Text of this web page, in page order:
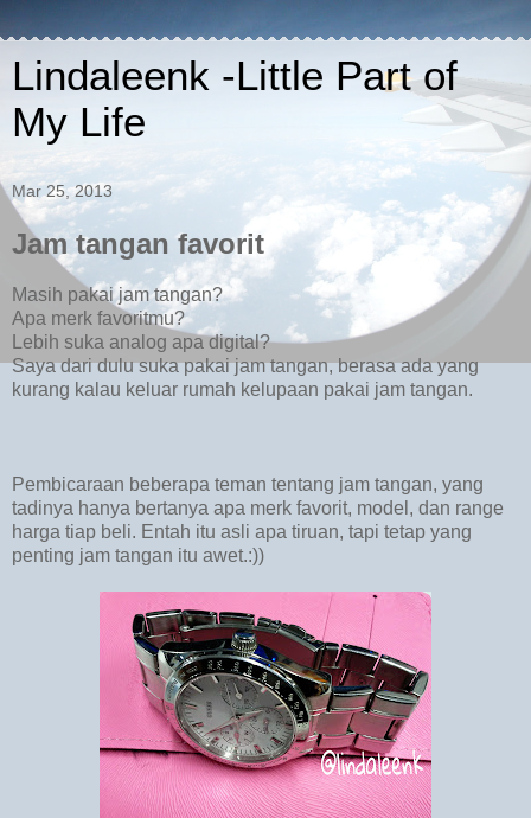
Lindaleenk -Little Part of
My Life
Mar 25, 2013
Jam tangan favorit
Masih pakai jam tangan?
Apa merk favoritmu?
Lebih suka analog apa digital?
Saya dari dulu suka pakai jam tangan, berasa ada yang
kurang kalau keluar rumah kelupaan pakai jam tangan.
Pembicaraan beberapa teman tentang jam tangan, yang
tadinya hanya bertanya apa merk favorit, model, dan range
harga tiap beli. Entah itu asli apa tiruan, tapi tetap yang
penting jam tangan itu awet.:))